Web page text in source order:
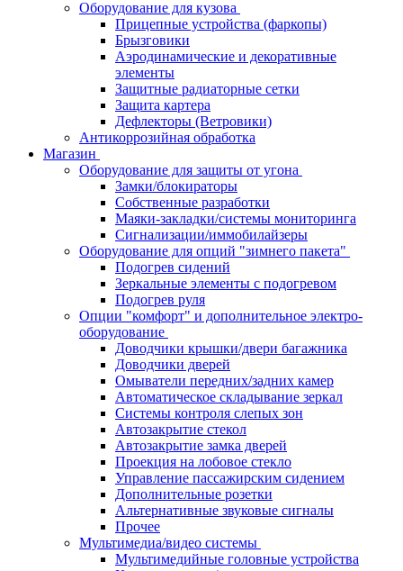
Оборудование для кузова
Прицепные устройства (фаркопы)
Брызговики
Аэродинамические и декоративные
элементы
Защитные радиаторные сетки
Защита картера
Дефлекторы (Ветровики)
Антикоррозийная обработка
Магазин
Оборудование для защиты от угона
Замки/блокираторы
Собственные разработки
Маяки-закладки/системы мониторинга
Сигнализации/иммобилайзеры
Оборудование для опций "зимнего пакета"
Подогрев сидений
Зеркальные элементы с подогревом
Подогрев руля
Опции "комфорт" и дополнительное электро-
оборудование
Доводчики крышки/двери багажника
Доводчики дверей
Омыватели передних/задних камер
Автоматическое складывание зеркал
Системы контроля слепых зон
Автозакрытие стекол
Автозакрытие замка дверей
Проекция на лобовое стекло
Управление пассажирским сидением
Дополнительные розетки
Альтернативные звуковые сигналы
Прочее
Мультимедиа/видео системы
Мультимедийные головные устройства